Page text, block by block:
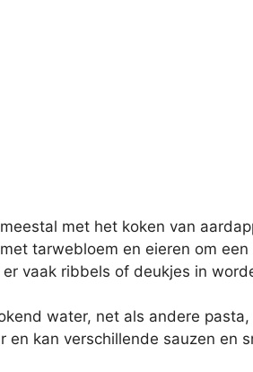
met het koken van
tarwebloem en eieren om
vaak ribbels of deukjes in
water, net als andere
kan verschillende sauzen en